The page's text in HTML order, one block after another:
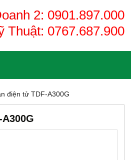
2: 0901.897.000
Thuật: 0767.687.900
điện tử TDF-A300G